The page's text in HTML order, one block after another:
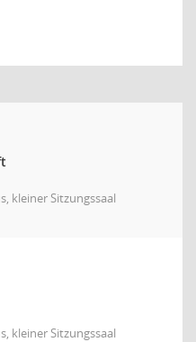
kleiner Sitzungssaal
kleiner Sitzungssaal